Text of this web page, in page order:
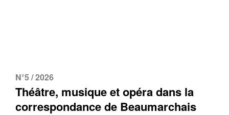
N°5 / 2026
Théâtre, musique et opéra dans la
correspondance de Beaumarchais